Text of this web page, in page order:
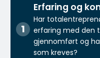
Erfaring og
Har
erfaring med den
gjennomført og
som kreves?